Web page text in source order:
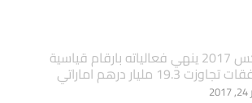
ايدكس 2017 ينهي فعالياته بارقام قياسية
19.3 مليار درهم اماراتي